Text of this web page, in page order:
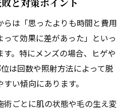
は「思ったよりも時間と費用
て効果に差があった」といっ
。特にメンズの場合、ヒゲや
は回数や照射方法によって脱
い傾向にあります。
ごとに肌の状態や毛の生え変